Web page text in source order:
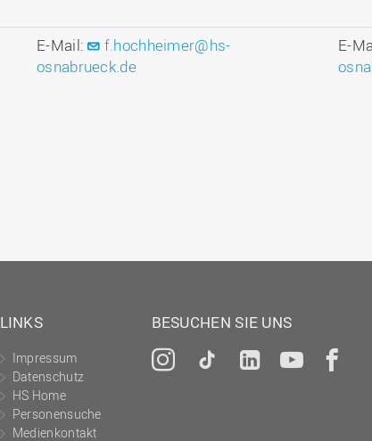
E-Mail:
f.hochheimer@hs-
osnabrueck.de
E-
LINKS
Impressum
Datenschutz
HS Home
Personensuche
Medienkontakt
BESUCHEN SIE UNS
Instagram
TiktokLinkedIn